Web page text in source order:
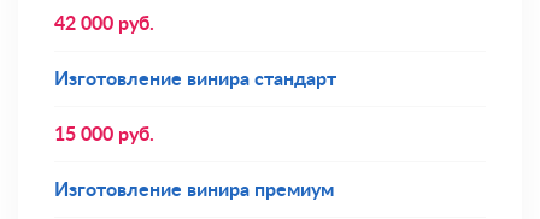
42 000 руб.
Изготовление винира стандарт
15 000 руб.
Изготовление винира премиум